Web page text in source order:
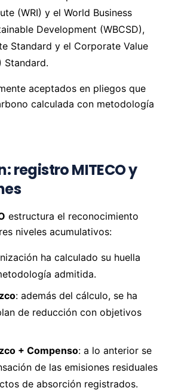
(WRI) y el World Business
Development (WBCSD),
Standard y el Corporate Value
Standard.
aceptados en pliegos que
calculada con metodología
registro MITECO y
estructura el reconocimiento
niveles acumulativos:
ha calculado su huella
admitida.
: además del cálculo, se ha
de reducción con objetivos
+ Compenso: a lo anterior se
de las emisiones residuales
de absorción registrados.